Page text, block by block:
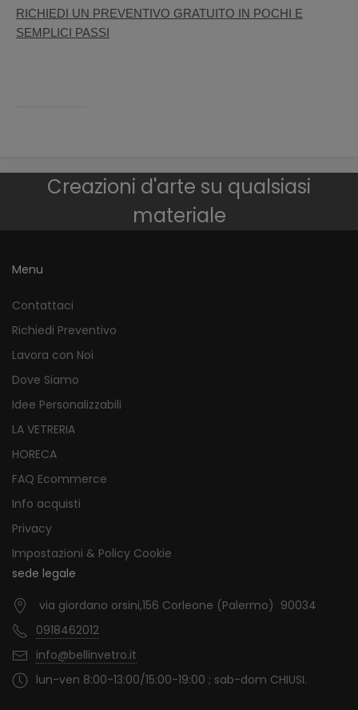
RICHIEDI UN PREVENTIVO GRATUITO IN POCHI E
SEMPLICI PASSI
Creazioni d'arte su qualsiasi
materiale
Menu
Contattaci
Richiedi Preventivo
Lavora con Noi
Dove Siamo
Idee Personalizzabili
LA VETRERIA
HORECA
FAQ Ecommerce
Info acquisti
Privacy
Impostazioni & Policy Cookie
sede legale
via giordano orsini,156 Corleone (Palermo) 90034
0918462012
info@bellinvetro.it
lun-ven 8:00-13:00/15:00-19:00 ; sab-dom CHIUSI.